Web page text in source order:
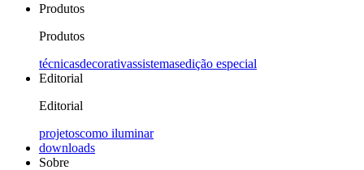
Produtos
Produtos
técnicasdecorativassistemasedição especial
Editorial
Editorial
projetoscomo iluminar
downloads
Sobre